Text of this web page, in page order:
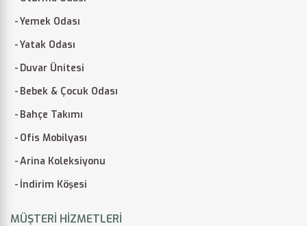
Yemek Odası
Yatak Odası
Duvar Ünitesi
Bebek & Çocuk Odası
Bahçe Takımı
Ofis Mobilyası
Arina Koleksiyonu
İndirim Köşesi
MÜŞTERI HIZMETLERI